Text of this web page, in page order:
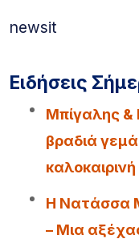
newsit
Ειδήσεις
Μπίγαλης &
βραδιά
Η Νατάσσα
– Μια